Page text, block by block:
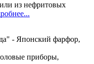
из нефритовых
- Японский фарфор,
приборы,